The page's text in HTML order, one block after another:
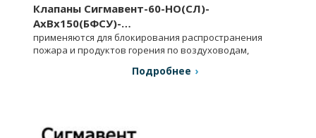
Клапаны Сигмавент-60-НО(СЛ)-
АхВx150(БФСУ)-…
применяются для блокирования распространения
пожара и продуктов горения по воздуховодам,
Подробнее